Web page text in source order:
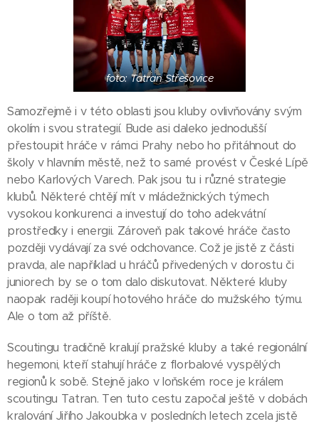
foto: Tatran Střešovice
Samozřejmě i v této oblasti jsou kluby ovlivňovány svým
okolím i svou strategií. Bude asi daleko jednodušší
přestoupit hráče v rámci Prahy nebo ho přitáhnout do
školy v hlavním městě, než to samé provést v České Lípě
nebo Karlových Varech. Pak jsou tu i různé strategie
klubů. Některé chtějí mít v mládežnických týmech
vysokou konkurenci a investují do toho adekvátní
prostředky i energii. Zároveň pak takové hráče často
později vydávají za své odchovance. Což je jistě z části
pravda, ale například u hráčů přivedených v dorostu či
juniorech by se o tom dalo diskutovat. Některé kluby
naopak raději koupí hotového hráče do mužského týmu.
Ale o tom až příště.
Scoutingu tradičně kralují pražské kluby a také regionální
hegemoni, kteří stahují hráče z florbalové vyspělých
regionů k sobě. Stejně jako v loňském roce je králem
scoutingu Tatran. Ten tuto cestu započal ještě v dobách
kralování Jiřího Jakoubka v posledních letech zcela jistě